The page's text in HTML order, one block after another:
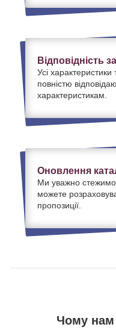
Відповідність
Усі характеристики
повністю
характеристикам.
Оновлення
Ми уважно
можете
пропозиції.
Чому нам